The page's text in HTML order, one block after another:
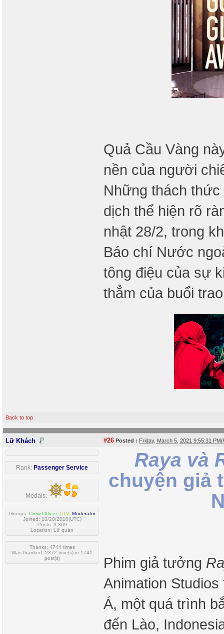
Quả Cầu Vàng
nền của người
Những thách
dịch thể hiện rõ
nhật 28/2, trong
Báo chí Nước
tông điệu của sự
thẳm của buổi
Back to top
Lữ Khách #26 Posted : Friday, March 5, 2021 9:55:31
Rank: Passenger Service
Medals:
Groups: Crew Officer, CTV, Moderator
Joined: 10/20/2010(UTC)
Posts: 9,309
Location: Lữ quán
Thanks: 4744 times
Was thanked: 2372 time(s) in 1741
post(s)
Raya và
chuyện giả
Phim giả tưởng
Animation
Á, một quá trình
đến Lào,